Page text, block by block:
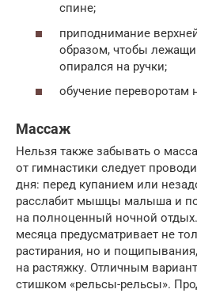
спине;
приподнимание
образом, чтобы
опирался на ручки;
обучение переворотам
Массаж
Нельзя также забывать о
от гимнастики следует
дня: перед купанием или
расслабит мышцы малыша и
на полноценный ночной
месяца предусматривает не
растирания, но и
на растяжку. Отличным
стишком «рельсы-рельсы».